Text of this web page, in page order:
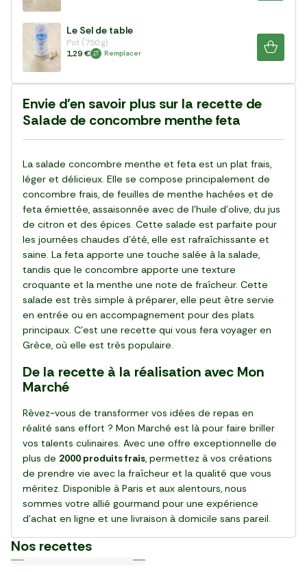
Le Sel de table
Pot (750 g)
1,29 €
Remplacer
Envie d'en savoir plus sur la recette de
Salade de concombre menthe feta
La salade concombre menthe et feta est un plat frais,
léger et délicieux. Elle se compose principalement de
concombre frais, de feuilles de menthe hachées et de
feta émiettée, assaisonnée avec de l'huile d'olive, du jus
de citron et des épices. Cette salade est parfaite pour
les journées chaudes d'été, elle est rafraîchissante et
saine. La feta apporte une touche salée à la salade,
tandis que le concombre apporte une texture
croquante et la menthe une note de fraîcheur. Cette
salade est très simple à préparer, elle peut être servie
en entrée ou en accompagnement pour des plats
principaux. C'est une recette qui vous fera voyager en
Grèce, où elle est très populaire.
De la recette à la réalisation avec Mon
Marché
Rêvez-vous de transformer vos idées de repas en
réalité sans effort ? Mon Marché est là pour faire briller
vos talents culinaires. Avec une offre exceptionnelle de
plus de 2000 produits frais, permettez à vos créations
de prendre vie avec la fraîcheur et la qualité que vous
méritez. Disponible à Paris et aux alentours, nous
sommes votre allié gourmand pour une expérience
d’achat en ligne et une livraison à domicile sans pareil.
Nos recettes